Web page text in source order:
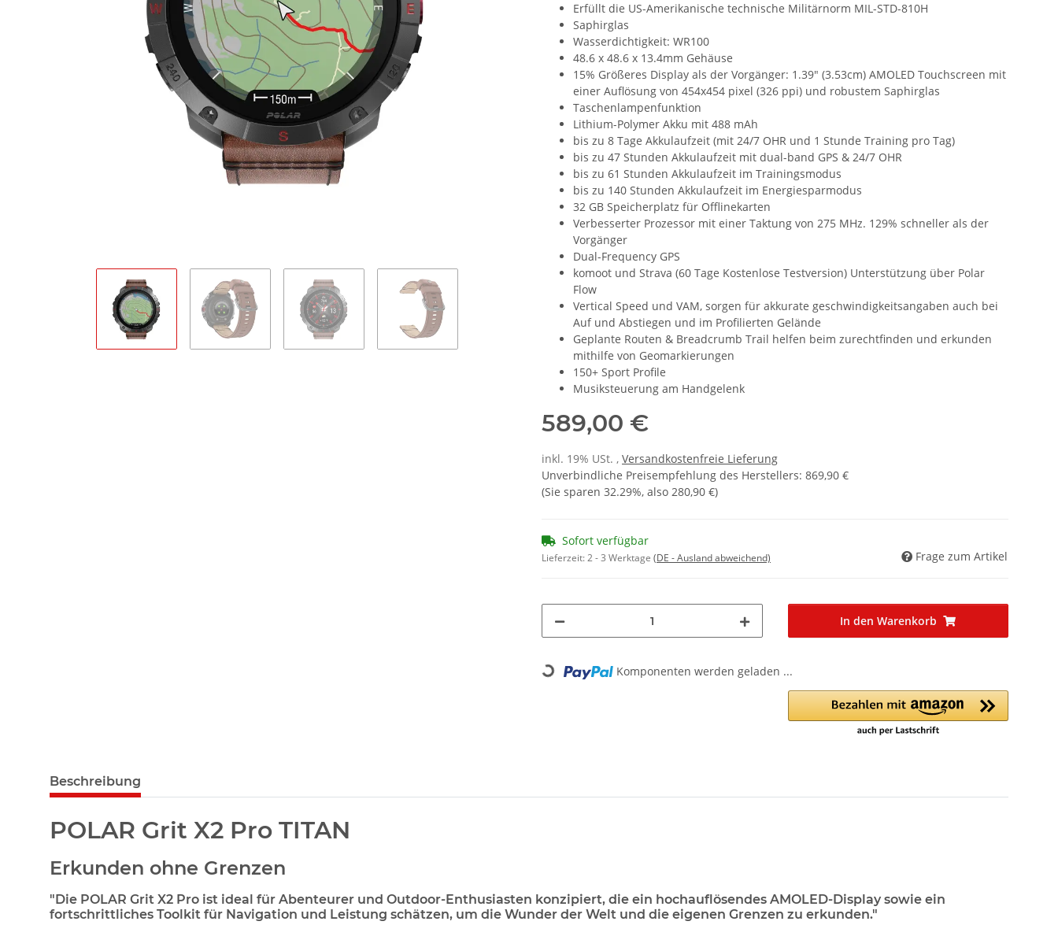
Erfüllt die US-Amerikanische technische Militärnorm MIL-STD-810H
Saphirglas
Wasserdichtigkeit: WR100
48.6 x 48.6 x 13.4mm Gehäuse
15% Größeres Display als der Vorgänger: 1.39" (3.53cm) AMOLED Touchscreen mit
einer Auflösung von 454x454 pixel (326 ppi) und robustem Saphirglas
Taschenlampenfunktion
Lithium-Polymer Akku mit 488 mAh
bis zu 8 Tage Akkulaufzeit (mit 24/7 OHR und 1 Stunde Training pro Tag)
bis zu 47 Stunden Akkulaufzeit mit dual-band GPS & 24/7 OHR
bis zu 61 Stunden Akkulaufzeit im Trainingsmodus
bis zu 140 Stunden Akkulaufzeit im Energiesparmodus
32 GB Speicherplatz für Offlinekarten
Verbesserter Prozessor mit einer Taktung von 275 MHz. 129% schneller als der
Vorgänger
Dual-Frequency GPS
komoot und Strava (60 Tage Kostenlose Testversion) Unterstützung über Polar
Flow
Vertical Speed und VAM, sorgen für akkurate geschwindigkeitsangaben auch bei
Auf und Abstiegen und im Profilierten Gelände
Geplante Routen & Breadcrumb Trail helfen beim zurechtfinden und erkunden
mithilfe von Geomarkierungen
150+ Sport Profile
Musiksteuerung am Handgelenk
589,00 €
inkl. 19% USt. , Versandkostenfreie Lieferung
Unverbindliche Preisempfehlung des Herstellers: 869,90 €
(Sie sparen 32.29%, also 280,90 €)
Sofort verfügbar
Lieferzeit:2 - 3 Werktage (DE - Ausland abweichend) Frage zum Artikel
In den Warenkorb
Loading... Komponenten werden geladen ...
Beschreibung
POLAR Grit X2 Pro TITAN
Erkunden ohne Grenzen
"Die POLAR Grit X2 Pro ist ideal für Abenteurer und Outdoor-Enthusiasten konzipiert, die ein hochauflösendes AMOLED-Display sowie ein
fortschrittliches Toolkit für Navigation und Leistung schätzen, um die Wunder der Welt und die eigenen Grenzen zu erkunden."